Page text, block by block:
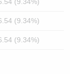
(9.34%)
(9.34%)